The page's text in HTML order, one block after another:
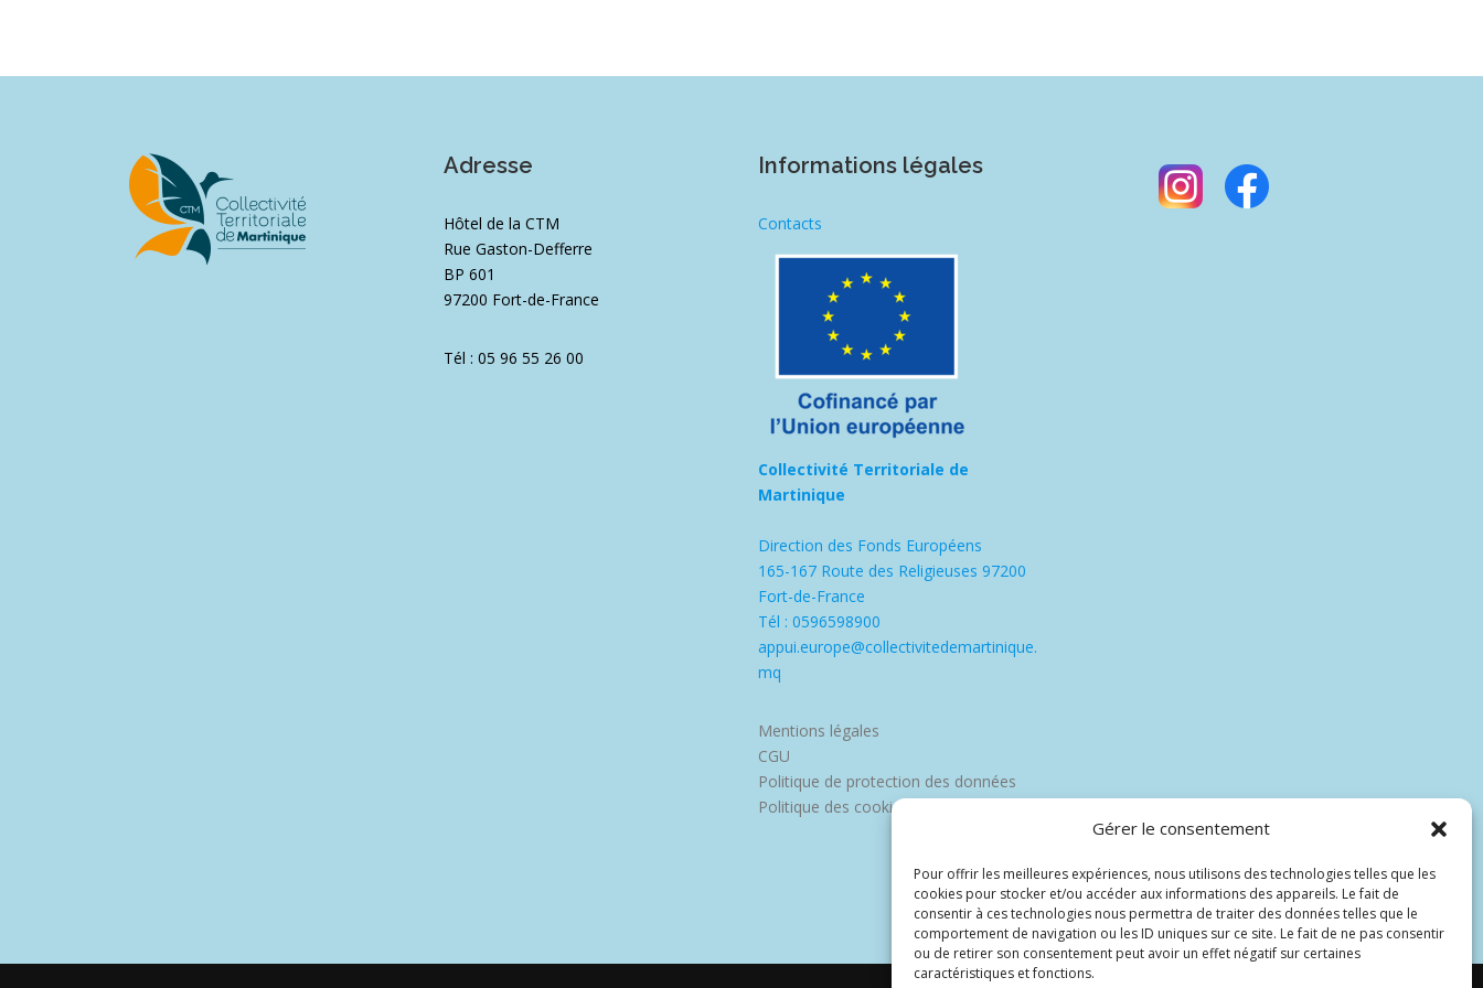
Gérer le consentement
Pour offrir les meilleures expériences, nous utilisons des technologies telles que les
cookies pour stocker et/ou accéder aux informations des appareils. Le fait de
consentir à ces technologies nous permettra de traiter des données telles que le
comportement de navigation ou les ID uniques sur ce site. Le fait de ne pas consentir
ou de retirer son consentement peut avoir un effet négatif sur certaines
caractéristiques et fonctions.
Adresse
Hôtel de la CTM
Rue Gaston-Defferre
BP 601
97200 Fort-de-France
Tél : 05 96 55 26 00
Informations légales
Contacts
Collectivité Territoriale de
Martinique
Direction des Fonds Européens
165-167 Route des Religieuses 97200
Fort-de-France
Tél : 0596598900
appui.europe@collectivitedemartinique.
mq
Mentions légales
CGU
Politique de protection des données
Politique des cookies